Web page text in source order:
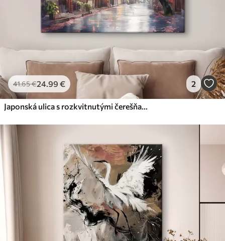
41.65€24.99 € 2
Japonská ulica s rozkvitnutými čerešňami, orientálna architektúra, lampáše